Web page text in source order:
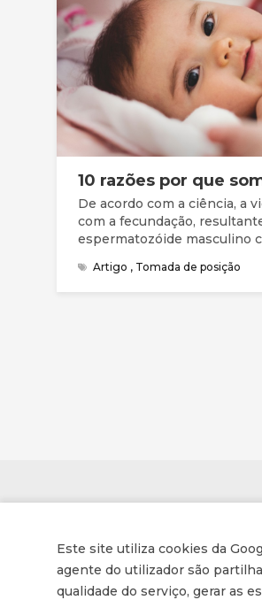
Este site utiliza cookies da
agente do utilizador são
qualidade do serviço, gerar as
10 razões por que
De acordo com a ciência, a
com a fecundação,
espermatozóide masculino
informação genética do
célula resultante da
zigoto, recebe toda a
para orientar o
Artigo , Tomada de posição
Associação de Enfermeiros e
Av. Conselheiro Barjona de